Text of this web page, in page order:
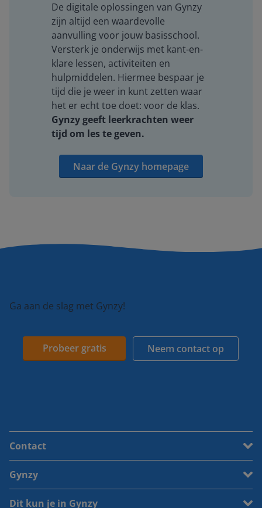
De digitale oplossingen van Gynzy
zijn altijd een waardevolle
aanvulling voor jouw basisschool.
Versterk je onderwijs met kant-en-
klare lessen, activiteiten en
hulpmiddelen. Hiermee bespaar je
tijd die je weer in kunt zetten waar
het er echt toe doet: voor de klas.
Gynzy geeft leerkrachten weer
tijd om les te geven.
Naar de Gynzy homepage
Ga aan de slag met Gynzy!
Probeer gratis Neem contact op
Contact
Gynzy
Dit kun je in Gynzy